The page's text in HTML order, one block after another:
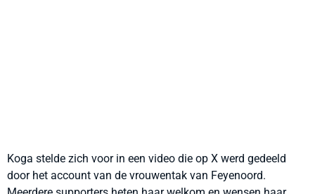
Koga stelde zich voor in een video die op X werd gedeeld
door het account van de vrouwentak van Feyenoord.